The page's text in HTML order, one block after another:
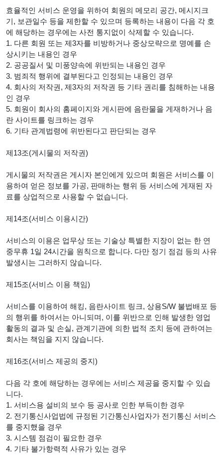
효율적인 서비스 운영을 위하여 회원의 메모리 공간, 메시지크
기, 보관일수 등을 제한할 수 있으며 등록하는 내용이 다음 각 호
에 해당하는 경우에는 사전 통지없이 삭제할 수 있습니다.
1. 다른 회원 또는 제3자를 비방하거나 중상모략으로 명예를 손
상시키는 내용인 경우
2. 공공질서 및 미풍양속에 위반되는 내용인 경우
3. 범죄적 행위에 결부된다고 인정되는 내용인 경우
4. 회사의 저작권, 제3자의 저작권 등 기타 권리를 침해하는 내용
인 경우
5. 회원이 회사의 홈페이지와 게시판에 음란물을 게재하거나 음
란 사이트를 링크하는 경우
6. 기타 관계법령에 위반된다고 판단되는 경우
제13조(게시물의 저작권)
게시물의 저작권은 게시자 본인에게 있으며 회원은 서비스를 이
용하여 얻은 정보를 가공, 판매하는 행위 등 서비스에 게재된 자
료를 상업적으로 사용할 수 없습니다.
제14조(서비스 이용시간)
서비스의 이용은 업무상 또는 기술상 특별한 지장이 없는 한 연
중무휴 1일 24시간을 원칙으로 합니다. 다만 정기 점검 등의 사유
발생시는 그러하지 않습니다.
제15조(서비스 이용 책임)
서비스를 이용하여 해킹, 음란사이트 링크, 상용S/W 불법배포 등
의 행위를 하여서는 아니되며, 이를 위반으로 인해 발생한 영업
활동의 결과 및 손실, 관계기관에 의한 법적 조치 등에 관하여는
회사는 책임을 지지 않습니다.
제16조(서비스 제공의 중지)
다음 각 호에 해당하는 경우에는 서비스 제공을 중지할 수 있습
니다.
1. 서비스용 설비의 보수 등 공사로 인한 부득이한 경우
2. 전기통신사업법에 규정된 기간통신사업자가 전기통신 서비스
를 중지했을 경우
3. 시스템 점검이 필요한 경우
4. 기타 불가항력적 사유가 있는 경우